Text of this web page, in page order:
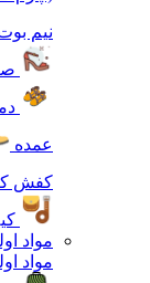
نیم
عمده
کفش
مواد
مواد